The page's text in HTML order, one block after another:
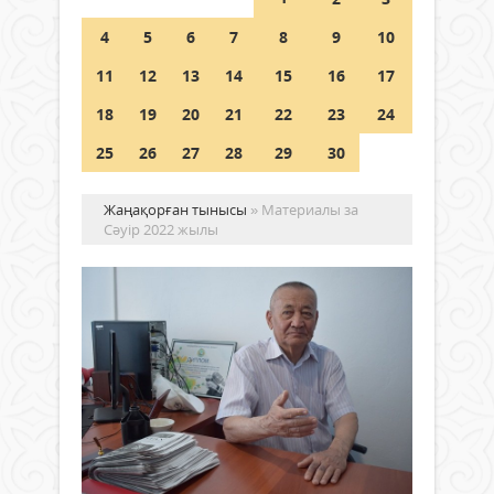
Германия аптап ыстыққа
байланысты суды үнемдей
бастады
04 тамыз 2026 ж.
4
5 6 7 8 9
10
11
12 13 14 15 16
17
18
19 20 21 22 23
24
25
26 27 28 29 30
Жаңақорған тынысы » Материалы за
Сәуір 2022 жылы
2022 ж.
0